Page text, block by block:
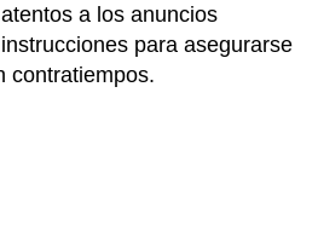
a los anuncios
para asegurarse
contratiempos.